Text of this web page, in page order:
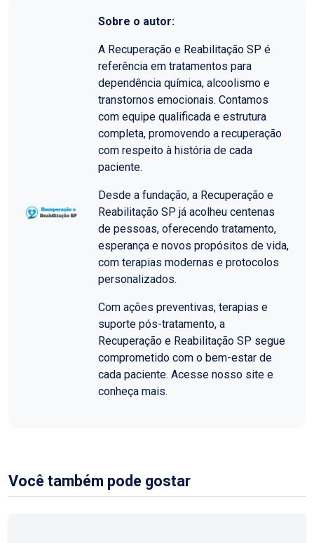
Sobre o autor:
A Recuperação e Reabilitação SP é
referência em tratamentos para
dependência química, alcoolismo e
transtornos emocionais. Contamos
com equipe qualificada e estrutura
completa, promovendo a recuperação
com respeito à história de cada
paciente.
Desde a fundação, a Recuperação e
Reabilitação SP já acolheu centenas
de pessoas, oferecendo tratamento,
esperança e novos propósitos de vida,
com terapias modernas e protocolos
personalizados.
Com ações preventivas, terapias e
suporte pós-tratamento, a
Recuperação e Reabilitação SP segue
comprometido com o bem-estar de
cada paciente. Acesse nosso site e
conheça mais.
Você também pode gostar